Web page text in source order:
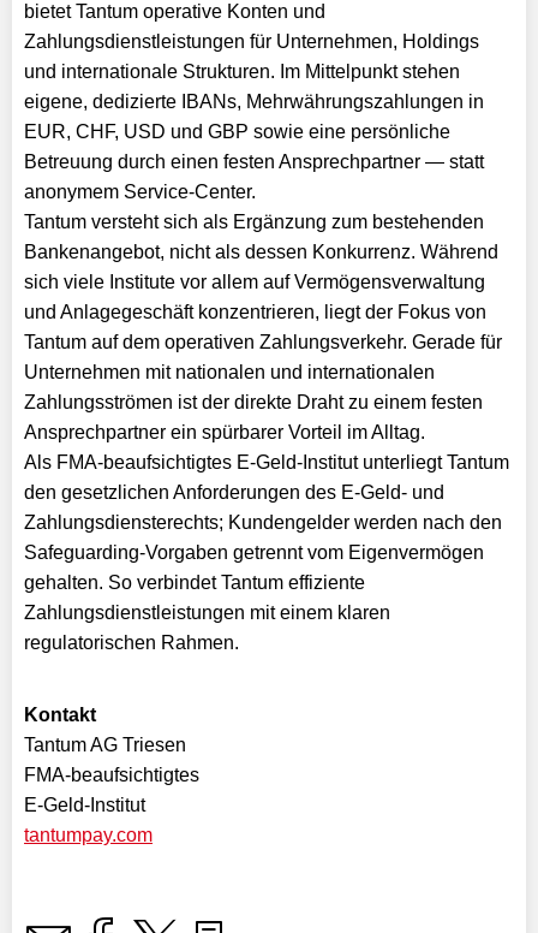
bietet Tantum operative Konten und
Zahlungsdienstleistungen für Unternehmen, Holdings
und internationale Strukturen. Im Mittelpunkt stehen
eigene, dedizierte IBANs, Mehrwährungszahlungen in
EUR, CHF, USD und GBP sowie eine persönliche
Betreuung durch einen festen Ansprechpartner — statt
anonymem Service-Center.
Tantum versteht sich als Ergänzung zum bestehenden
Bankenangebot, nicht als dessen Konkurrenz. Während
sich viele Institute vor allem auf Vermögensverwaltung
und Anlagegeschäft konzentrieren, liegt der Fokus von
Tantum auf dem operativen Zahlungsverkehr. Gerade für
Unternehmen mit nationalen und internationalen
Zahlungsströmen ist der direkte Draht zu einem festen
Ansprechpartner ein spürbarer Vorteil im Alltag.
Als FMA-beaufsichtigtes E-Geld-Institut unterliegt Tantum
den gesetzlichen Anforderungen des E-Geld- und
Zahlungsdiensterechts; Kundengelder werden nach den
Safeguarding-Vorgaben getrennt vom Eigenvermögen
gehalten. So verbindet Tantum effiziente
Zahlungsdienstleistungen mit einem klaren
regulatorischen Rahmen.
Kontakt
Tantum AG Triesen
FMA-beaufsichtigtes
E-Geld-Institut
tantumpay.com